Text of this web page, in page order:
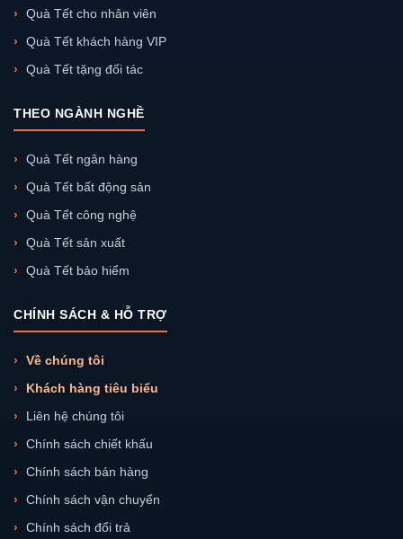
Quà Tết cho nhân viên
Quà Tết khách hàng VIP
Quà Tết tặng đối tác
THEO NGÀNH NGHỀ
Quà Tết ngân hàng
Quà Tết bất động sản
Quà Tết công nghệ
Quà Tết sản xuất
Quà Tết bảo hiểm
CHÍNH SÁCH & HỖ TRỢ
Về chúng tôi
Khách hàng tiêu biểu
Liên hệ chúng tôi
Chính sách chiết khấu
Chính sách bán hàng
Chính sách vận chuyển
Chính sách đổi trả